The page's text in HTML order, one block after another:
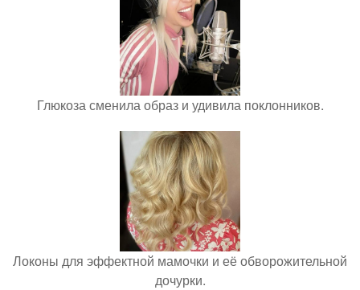
Глюкоза сменила образ и удивила поклонников.
Локоны для эффектной мамочки и её обворожительной
дочурки.